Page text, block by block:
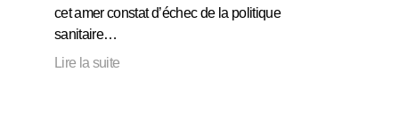
cet amer constat d’échec de la politique
sanitaire…
Lire la suite